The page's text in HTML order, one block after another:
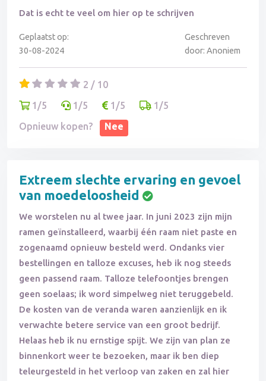
Dat is echt te veel om hier op te schrijven
Geplaatst op:
30-08-2024
Geschreven
door: Anoniem
2 / 10
1/5
1/5 1/5
1/5
Opnieuw kopen?
Nee
Extreem slechte ervaring en gevoel
van moedeloosheid
We worstelen nu al twee jaar. In juni 2023 zijn mijn
ramen geïnstalleerd, waarbij één raam niet paste en
zogenaamd opnieuw besteld werd. Ondanks vier
bestellingen en talloze excuses, heb ik nog steeds
geen passend raam. Talloze telefoontjes brengen
geen soelaas; ik word simpelweg niet teruggebeld.
De kosten van de veranda waren aanzienlijk en ik
verwachte betere service van een groot bedrijf.
Helaas heb ik nu ernstige spijt. We zijn van plan ze
binnenkort weer te bezoeken, maar ik ben diep
teleurgesteld in het verloop van zaken en zal hier